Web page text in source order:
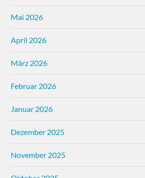
Mai 2026
April 2026
März 2026
Februar 2026
Januar 2026
Dezember 2025
November 2025